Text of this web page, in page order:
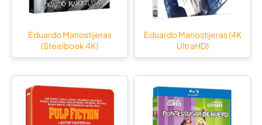
Eduardo Manostijeras
(Steelbook 4K)
Eduardo Manostijeras (4K
UltraHD)